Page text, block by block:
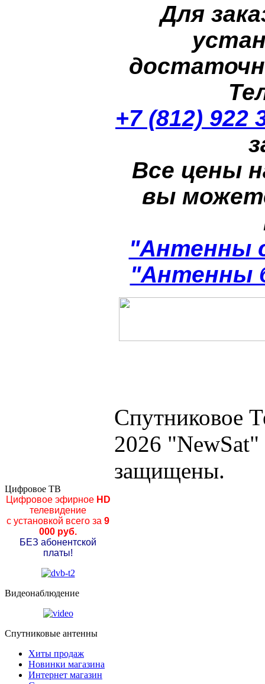
Для
+7 (812) 922
Все цены
вы
"Антенны
"Антенны
Спутниковое
2026
защищены.
Цифровое ТВ
Цифровое эфирноеHD
телевидение
с установкой всего за 9
000 руб.
БЕЗ абонентской
платы!
Видеонаблюдение
Спутниковые антенны
Хиты продаж
Новинки магазина
Интернет магазин